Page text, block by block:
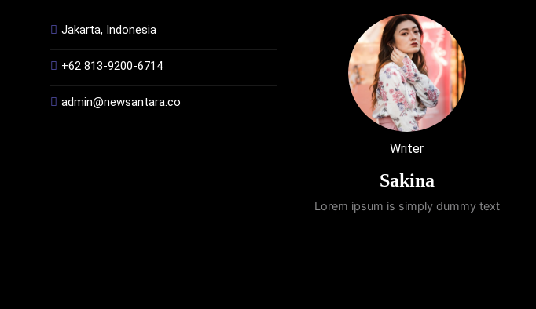
Jakarta, Indonesia
+62 813-9200-6714
admin@newsantara.co
Writer
Sakina
Lorem ipsum is simply dummy text